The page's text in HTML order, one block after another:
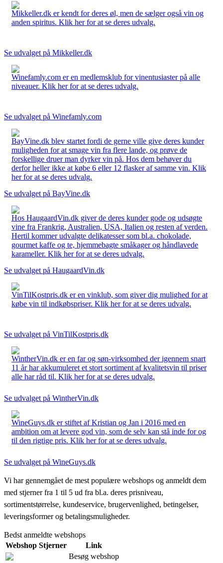
Mikkeller.dk er kendt for deres øl, men de sælger også vin og
anden spiritus. Klik her for at se deres udvalg.
Se udvalget på Mikkeller.dk
Winefamly.com er en medlemsklub for vinentusiaster på alle
niveauer. Klik her for at se deres udvalg.
Se udvalget på Winefamly.com
BayVine.dk blev startet fordi de gerne ville give deres kunder
muligheden for at smage vin fra flere lande, og prøve de
forskellige druer man dyrker vin på. Hos dem behøver du
derfor heller ikke at købe 6 eller 12 flasker af samme vin. Klik
her for at se deres udvalg.
Se udvalget på BayVine.dk
Hos HaugaardVin.dk giver de deres kunder gode og udsøgte
vine fra Frankrig, Australien, USA, Italien og resten af verden.
Hertil kommer udvalgte delikatesser som bl.a. chokolade,
gourmet kaffe og te, hjemmebagte småkager og håndlavede
karameller. Klik her for at se deres udvalg.
Se udvalget på HaugaardVin.dk
VinTilKostpris.dk er en vinklub, som giver dig mulighed for at
købe vin til indkøbspriser. Klik her for at se deres udvalg.
Se udvalget på VinTilKostpris.dk
WintherVin.dk er en far og søn-virksomhed der igennem snart
11 år har akkumuleret et stort sortiment af kvalitetsvin til priser
alle har råd til. Klik her for at se deres udvalg.
Se udvalget på WintherVin.dk
WineGuys.dk er stiftet af Kristian og Jan i 2016 med en
ambition om at levere god vin, som de selv kan stå inde for og
til den rigtige pris. Klik her for at se deres udvalg.
Se udvalget på WineGuys.dk
Vi har gennemgået de mest populære webshops og anmeldt dem
med stjerner fra 1 til 5 ud fra bl.a. deres prisniveau,
sortimentstørrelse, kundeservice, brugervenlighed, betingelser,
leveringsformer og betalingsmuligheder.
Bedst anmeldte webshops
Webshop Stjerner
Link
Besøg webshop